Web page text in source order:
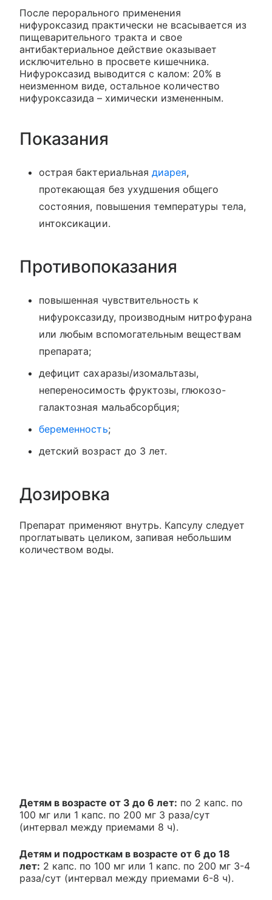
После перорального применения
нифуроксазид практически не всасывается из
пищеварительного тракта и свое
антибактериальное действие оказывает
исключительно в просвете кишечника.
Нифуроксазид выводится с калом: 20% в
неизменном виде, остальное количество
нифуроксазида – химически измененным.
Показания
острая бактериальнаядиарея,
протекающая без ухудшения общего
состояния, повышения температуры тела,
интоксикации.
Противопоказания
повышенная чувствительность к
нифуроксазиду, производным нитрофурана
или любым вспомогательным веществам
препарата;
дефицит сахаразы/изомальтазы,
непереносимость фруктозы, глюкозо-
галактозная мальабсорбция;
беременность;
детский возраст до 3 лет.
Дозировка
Препарат применяют внутрь. Капсулу следует
проглатывать целиком, запивая небольшим
количеством воды.
Детям в возрасте от 3 до 6 лет: по 2 капс. по
100 мг или 1 капс. по 200 мг 3 раза/сут
(интервал между приемами 8 ч).
Детям и подросткам в возрасте от 6 до 18
лет: 2 капс. по 100 мг или 1 капс. по 200 мг 3-4
раза/сут (интервал между приемами 6-8 ч).